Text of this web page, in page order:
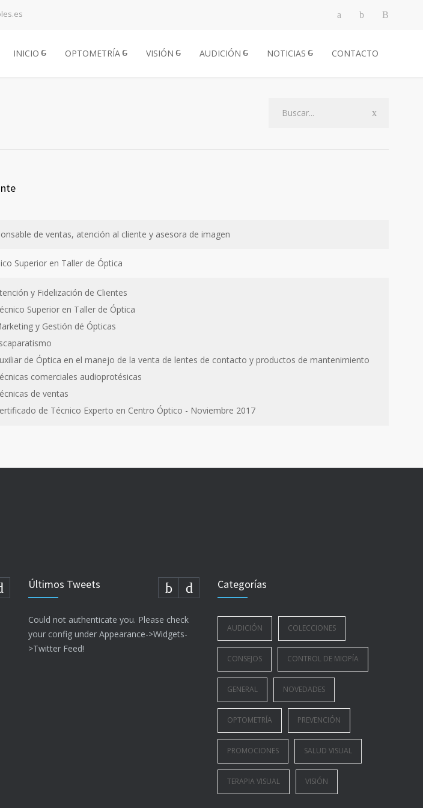
INICIO OPTOMETRÍA VISIÓN AUDICIÓN NOTICIAS CONTACTO
de ventas, atención al cliente y asesora de imagen
Superior en Taller de Óptica
y Fidelización de Clientes
Superior en Taller de Óptica
y Gestión dé Ópticas
de Óptica en el manejo de la venta de lentes de contacto y productos de mantenimiento
comerciales audioprotésicas
de ventas
de Técnico Experto en Centro Óptico - Noviembre 2017
Últimos Tweets
Could not authenticate you. Please check
your config under Appearance->Widgets-
>Twitter Feed!
Categorías
AUDICIÓN COLECCIONES
CONSEJOS CONTROL DE MIOPÍA
GENERAL NOVEDADES
OPTOMETRÍA PREVENCIÓN
PROMOCIONES SALUD VISUAL
TERAPIA VISUAL VISIÓN